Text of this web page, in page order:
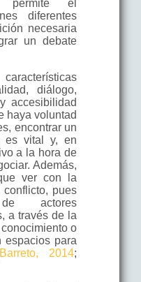
permite el
diferentes
necesaria
un debate
diálogo,
accesibilidad
haya voluntad
encontrar un
es vital y, en
a la hora de
Además,
ver con la
pues
actores
a través de la
o
espacios para
Barreto, 2014;